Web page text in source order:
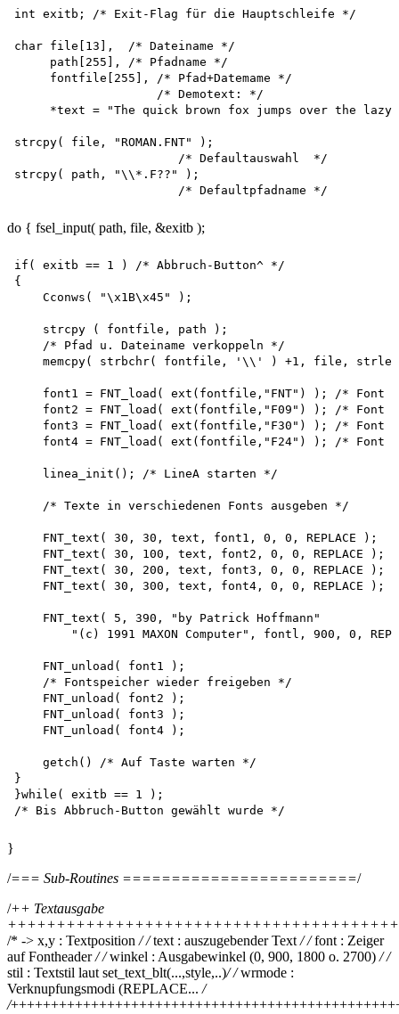
int exitb; /* Exit-Flag für die Hauptschleife */
char file[13],  /* Dateiname */
     path[255], /* Pfadname */
     fontfile[255], /* Pfad+Datemame */
                    /* Demotext: */
*text = "The quick brown fox jumps over the lazy
strcpy( file, "ROMAN.FNT" );
                       /* Defaultauswahl  */
strcpy( path, "\\*.F??" );
do { fsel_input( path, file, &exitb );
if( exitb == 1 ) /* Abbruch-Button^ */
{
    Cconws( "\x1B\x45" );
    strcpy ( fontfile, path );
    /* Pfad u. Dateiname verkoppeln */
memcpy( strbchr( fontfile, '\\' ) +1, file,
font1 = FNT_load( ext(fontfile,"FNT") ); /* Font
font2 = FNT_load( ext(fontfile,"F09") ); /* Font
font3 = FNT_load( ext(fontfile,"F30") ); /* Font
font4 = FNT_load( ext(fontfile,"F24") ); /* Font
    linea_init(); /* LineA starten */
    /* Texte in verschiedenen Fonts ausgeben */
    FNT_text( 30, 30, text, font1, 0, 0, REPLACE );
    FNT_text( 30, 100, text, font2, 0, 0, REPLACE );
    FNT_text( 30, 200, text, font3, 0, 0, REPLACE );
    FNT_text( 30, 300, text, font4, 0, 0, REPLACE );
    FNT_text( 5, 390, "by Patrick Hoffmann"
"(c) 1991 MAXON Computer", fontl, 900, 0,
    FNT_unload( font1 );
    /* Fontspeicher wieder freigeben */
    FNT_unload( font2 );
    FNT_unload( font3 );
    FNT_unload( font4 );
    getch() /* Auf Taste warten */
}
}while( exitb == 1 );
}
/=== Sub-Routines ========================/
/++ Textausgabe
/* -> x,y : Textposition / /text : auszugebender Text / /font : Zeiger
auf Fontheader/ /winkel : Ausgabewinkel (0, 900, 1800 o. 2700) / /
stil : Textstil laut set_text_blt(...,style,..)/ /wrmode :
Verknupfungsmodi (REPLACE... /
/